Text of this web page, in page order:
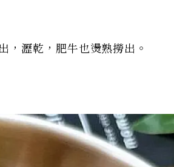
，瀝乾，肥牛也燙熟撈出。